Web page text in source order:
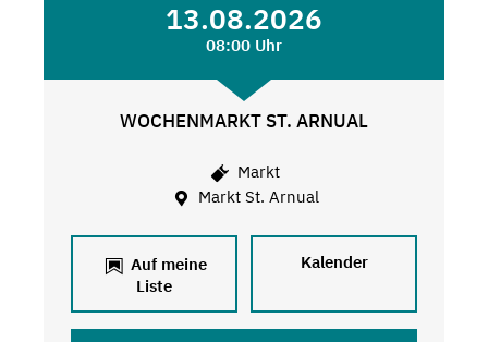
13.08.2026
08:00 Uhr
WOCHENMARKT ST. ARNUAL
Markt
Markt St. Arnual
Auf meine
Liste
Kalender